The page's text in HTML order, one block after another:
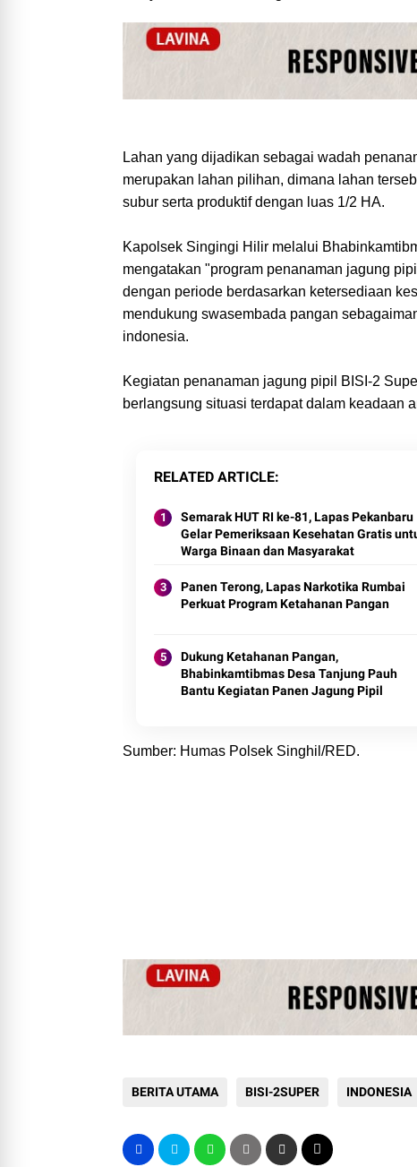
Lahan yang dijadikan sebagai wadah
merupakan lahan pilihan, dimana lahan
subur serta produktif dengan luas 1/2 HA.
Kapolsek Singingi Hilir melalui
mengatakan "program penanaman jagung
dengan periode berdasarkan ketersediaan
mendukung swasembada pangan
indonesia.
Kegiatan penanaman jagung pipil BISI-2
berlangsung situasi terdapat dalam keadaan
RELATED ARTICLE
Semarak HUT RI ke-81, Lapas Pekanbaru
Gelar Pemeriksaan Kesehatan Gratis
Warga Binaan dan Masyarakat
Panen Terong, Lapas Narkotika Rumbai
Perkuat Program Ketahanan Pangan
Dukung Ketahanan Pangan,
Bhabinkamtibmas Desa Tanjung Pauh
Bantu Kegiatan Panen Jagung Pipil
Sumber: Humas Polsek Singhil/RED.
BERITA UTAMA BISI-2SUPER INDONESIA